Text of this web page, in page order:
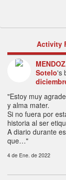
Activity
Sotelo's
"Estoy muy
y alma mater.
Si no fuera por
historia al ser
A diario durante
que…"
4 de Ene. de 2022